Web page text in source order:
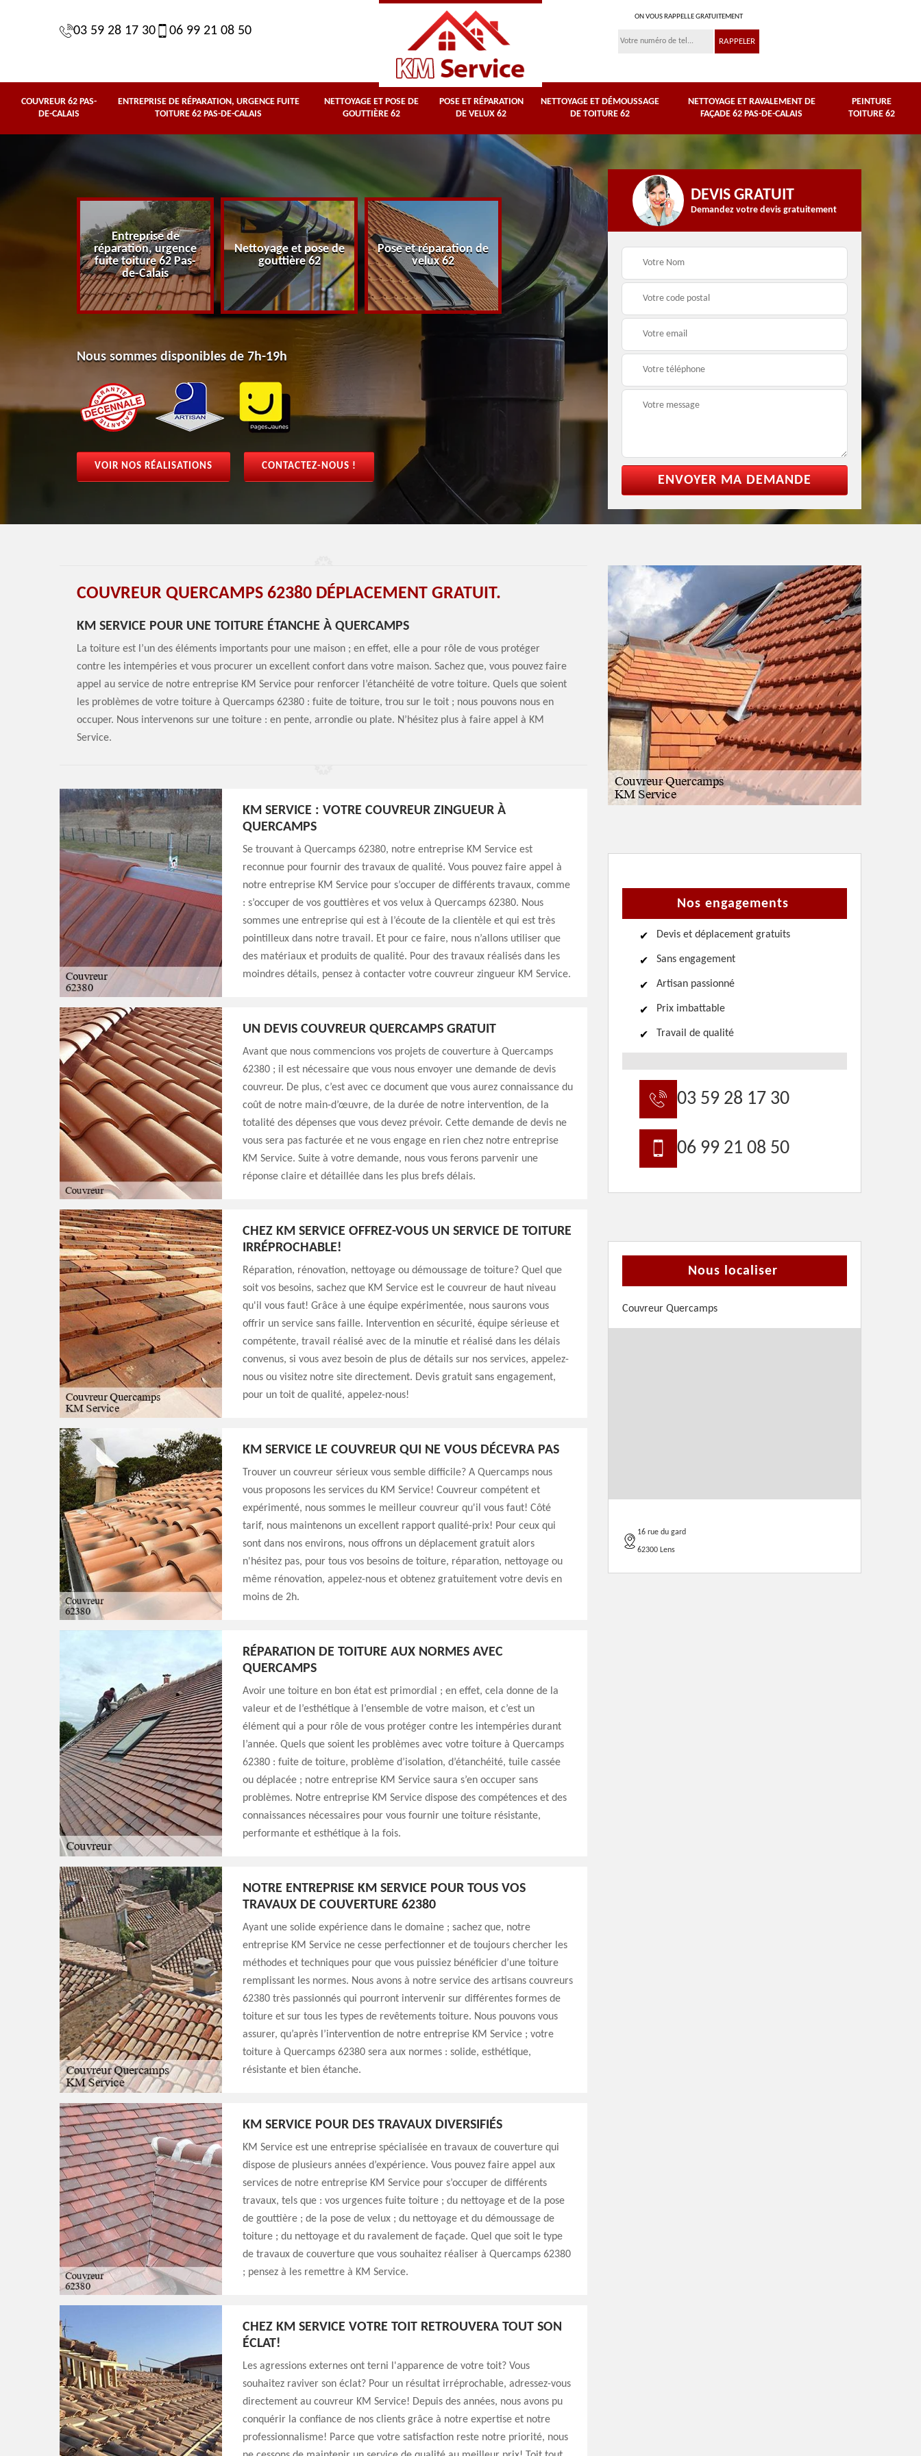
03 59 28 17 30 06 99 21 08 50
ON VOUS RAPPELLE GRATUITEMENT
COUVREUR 62 PAS-
DE-CALAIS
ENTREPRISE DE RÉPARATION, URGENCE FUITE
TOITURE 62 PAS-DE-CALAIS
NETTOYAGE ET POSE DE
GOUTTIÈRE 62
POSE ET RÉPARATION
DE VELUX 62
NETTOYAGE ET DÉMOUSSAGE
DE TOITURE 62
NETTOYAGE ET RAVALEMENT DE
FAÇADE 62 PAS-DE-CALAIS
PEINTURE
TOITURE 62
Entreprise de
réparation, urgence
fuite toiture 62 Pas-
de-Calais
Nettoyage et pose de
gouttière 62
Pose et réparation de
velux 62
Nettoyage et
démoussage de
toiture 62
62 Pas-de-Calais
Nous sommes disponibles de 7h-19h
VOIR NOS RÉALISATIONS CONTACTEZ-NOUS !
DEVIS GRATUIT
Demandez votre devis gratuitement
COUVREUR QUERCAMPS 62380 DÉPLACEMENT GRATUIT.
KM SERVICE POUR UNE TOITURE ÉTANCHE À QUERCAMPS
La toiture est l’un des éléments importants pour une maison ; en effet, elle a pour rôle de vous protéger
contre les intempéries et vous procurer un excellent confort dans votre maison. Sachez que, vous pouvez faire
appel au service de notre entreprise KM Service pour renforcer l’étanchéité de votre toiture. Quels que soient
les problèmes de votre toiture à Quercamps 62380 : fuite de toiture, trou sur le toit ; nous pouvons nous en
occuper. Nous intervenons sur une toiture : en pente, arrondie ou plate. N’hésitez plus à faire appel à KM
Service.
KM SERVICE : VOTRE COUVREUR ZINGUEUR À
QUERCAMPS
Se trouvant à Quercamps 62380, notre entreprise KM Service est
reconnue pour fournir des travaux de qualité. Vous pouvez faire appel à
notre entreprise KM Service pour s’occuper de différents travaux, comme
: s’occuper de vos gouttières et vos velux à Quercamps 62380. Nous
sommes une entreprise qui est à l’écoute de la clientèle et qui est très
pointilleux dans notre travail. Et pour ce faire, nous n’allons utiliser que
des matériaux et produits de qualité. Pour des travaux réalisés dans les
moindres détails, pensez à contacter votre couvreur zingueur KM Service.
UN DEVIS COUVREUR QUERCAMPS GRATUIT
Avant que nous commencions vos projets de couverture à Quercamps
62380 ; il est nécessaire que vous nous envoyer une demande de devis
couvreur. De plus, c’est avec ce document que vous aurez connaissance du
coût de notre main-d’œuvre, de la durée de notre intervention, de la
totalité des dépenses que vous devez prévoir. Cette demande de devis ne
vous sera pas facturée et ne vous engage en rien chez notre entreprise
KM Service. Suite à votre demande, nous vous ferons parvenir une
réponse claire et détaillée dans les plus brefs délais.
CHEZ KM SERVICE OFFREZ-VOUS UN SERVICE DE TOITURE
IRRÉPROCHABLE!
Réparation, rénovation, nettoyage ou démoussage de toiture? Quel que
soit vos besoins, sachez que KM Service est le couvreur de haut niveau
qu'il vous faut! Grâce à une équipe expérimentée, nous saurons vous
offrir un service sans faille. Intervention en sécurité, équipe sérieuse et
compétente, travail réalisé avec de la minutie et réalisé dans les délais
convenus, si vous avez besoin de plus de détails sur nos services, appelez-
nous ou visitez notre site directement. Devis gratuit sans engagement,
pour un toit de qualité, appelez-nous!
KM SERVICE LE COUVREUR QUI NE VOUS DÉCEVRA PAS
Trouver un couvreur sérieux vous semble difficile? A Quercamps nous
vous proposons les services du KM Service! Couvreur compétent et
expérimenté, nous sommes le meilleur couvreur qu'il vous faut! Côté
tarif, nous maintenons un excellent rapport qualité-prix! Pour ceux qui
sont dans nos environs, nous offrons un déplacement gratuit alors
n'hésitez pas, pour tous vos besoins de toiture, réparation, nettoyage ou
même rénovation, appelez-nous et obtenez gratuitement votre devis en
moins de 2h.
RÉPARATION DE TOITURE AUX NORMES AVEC
QUERCAMPS
Avoir une toiture en bon état est primordial ; en effet, cela donne de la
valeur et de l’esthétique à l’ensemble de votre maison, et c’est un
élément qui a pour rôle de vous protéger contre les intempéries durant
l’année. Quels que soient les problèmes avec votre toiture à Quercamps
62380 : fuite de toiture, problème d’isolation, d’étanchéité, tuile cassée
ou déplacée ; notre entreprise KM Service saura s’en occuper sans
problèmes. Notre entreprise KM Service dispose des compétences et des
connaissances nécessaires pour vous fournir une toiture résistante,
performante et esthétique à la fois.
NOTRE ENTREPRISE KM SERVICE POUR TOUS VOS
TRAVAUX DE COUVERTURE 62380
Ayant une solide expérience dans le domaine ; sachez que, notre
entreprise KM Service ne cesse perfectionner et de toujours chercher les
méthodes et techniques pour que vous puissiez bénéficier d’une toiture
remplissant les normes. Nous avons à notre service des artisans couvreurs
62380 très passionnés qui pourront intervenir sur différentes formes de
toiture et sur tous les types de revêtements toiture. Nous pouvons vous
assurer, qu’après l’intervention de notre entreprise KM Service ; votre
toiture à Quercamps 62380 sera aux normes : solide, esthétique,
résistante et bien étanche.
KM SERVICE POUR DES TRAVAUX DIVERSIFIÉS
KM Service est une entreprise spécialisée en travaux de couverture qui
dispose de plusieurs années d’expérience. Vous pouvez faire appel aux
services de notre entreprise KM Service pour s’occuper de différents
travaux, tels que : vos urgences fuite toiture ; du nettoyage et de la pose
de gouttière ; de la pose de velux ; du nettoyage et du démoussage de
toiture ; du nettoyage et du ravalement de façade. Quel que soit le type
de travaux de couverture que vous souhaitez réaliser à Quercamps 62380
; pensez à les remettre à KM Service.
CHEZ KM SERVICE VOTRE TOIT RETROUVERA TOUT SON
ÉCLAT!
Les agressions externes ont terni l'apparence de votre toit? Vous
souhaitez raviver son éclat? Pour un résultat irréprochable, adressez-vous
directement au couvreur KM Service! Depuis des années, nous avons pu
conquérir la confiance de nos clients grâce à notre expertise et notre
professionnalisme! Parce que votre satisfaction reste notre priorité, nous
Nos engagements
Devis et déplacement gratuits
Sans engagement
Artisan passionné
Prix imbattable
Travail de qualité
03 59 28 17 30
06 99 21 08 50
Nous localiser
Couvreur Quercamps
16 rue du gard
62300 Lens